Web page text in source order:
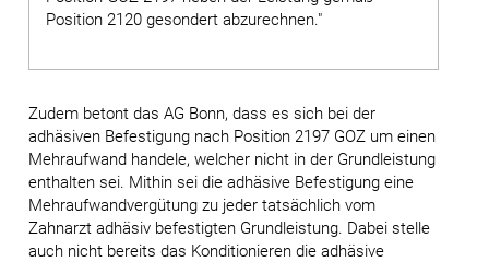
Position 2120 gesondert abzurechnen."
Zudem betont das AG Bonn, dass es sich bei der
adhäsiven Befestigung nach Position 2197 GOZ um einen
Mehraufwand handele, welcher nicht in der Grundleistung
enthalten sei. Mithin sei die adhäsive Befestigung eine
Mehraufwandvergütung zu jeder tatsächlich vom
Zahnarzt adhäsiv befestigten Grundleistung. Dabei stelle
auch nicht bereits das Konditionieren die adhäsive